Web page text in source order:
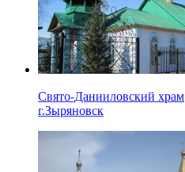
Свято-Данииловский храм
г.Зыряновск